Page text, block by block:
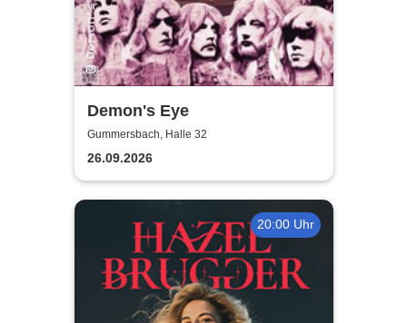
Demon's Eye
Gummersbach, Halle 32
26.09.2026
20:00 Uhr